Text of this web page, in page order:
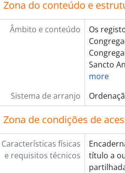
Zona do conteúdo e
Âmbito e conteúdo
Os
Sancto
more
Sistema de arranjo
Zona de condições de
Características físicas
e requisitos técnicos
título a